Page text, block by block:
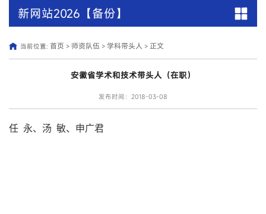
新网站2026【备份】
当前位置: 首页 > 师资队伍 > 学科带头人 > 正文
安徽省学术和技术带头人（在职）
发布时间：2018-03-08
任 永、汤 敏、申广君